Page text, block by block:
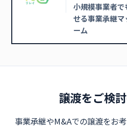
小規模事業者
せる事業承継
ーム
譲渡をご検
事業承継やM&Aでの譲渡をお